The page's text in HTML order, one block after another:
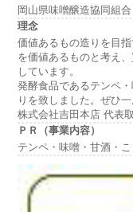
岡山県味噌醸造協同組合
理念
価値あるもの造りを目
を価値あるものと考え
しています。
発酵食品であるテンペ
りを致しました。ぜひ一
株式会社吉田本店 代表
ＰＲ（事業内容）
テンペ・味噌・甘酒・